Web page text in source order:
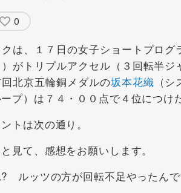
0
は、１７日の女子ショートプログ
）がトリプルアクセル（３回転半
北京五輪銅メダルの坂本花織 （
ープ）は７４・００点で４位につけた
トは次の通り。
て、感想をお願いします。
ルッツの方が回転不足やったんで